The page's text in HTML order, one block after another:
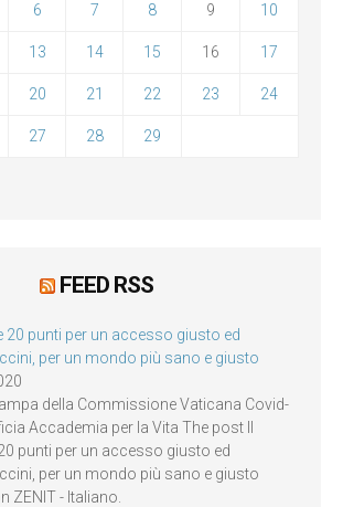
6 7 8 9 10
13 14 15 16 17
20 21 22 23 24
27 28 29
FEED RSS
20 punti per un accesso giusto ed
per un mondo più sano e giusto
della Commissione Vaticana Covid-
Accademia per la Vita The post Il
punti per un accesso giusto ed
per un mondo più sano e giusto
ZENIT - Italiano.